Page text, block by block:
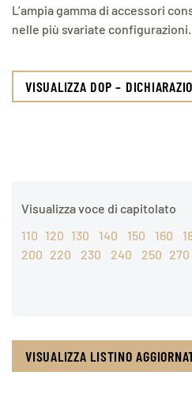
L’ampia gamma di accessori
nelle più svariate configurazioni.
VISUALIZZA DOP –
Visualizza voce di capitolato
110 120 130 140 150 160
200 220 230 240 250 270
VISUALIZZA LISTINO